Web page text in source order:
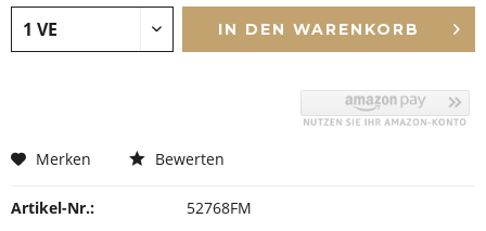
IN DEN WARENKORB
Merken Bewerten
Artikel-Nr.: 52768FM